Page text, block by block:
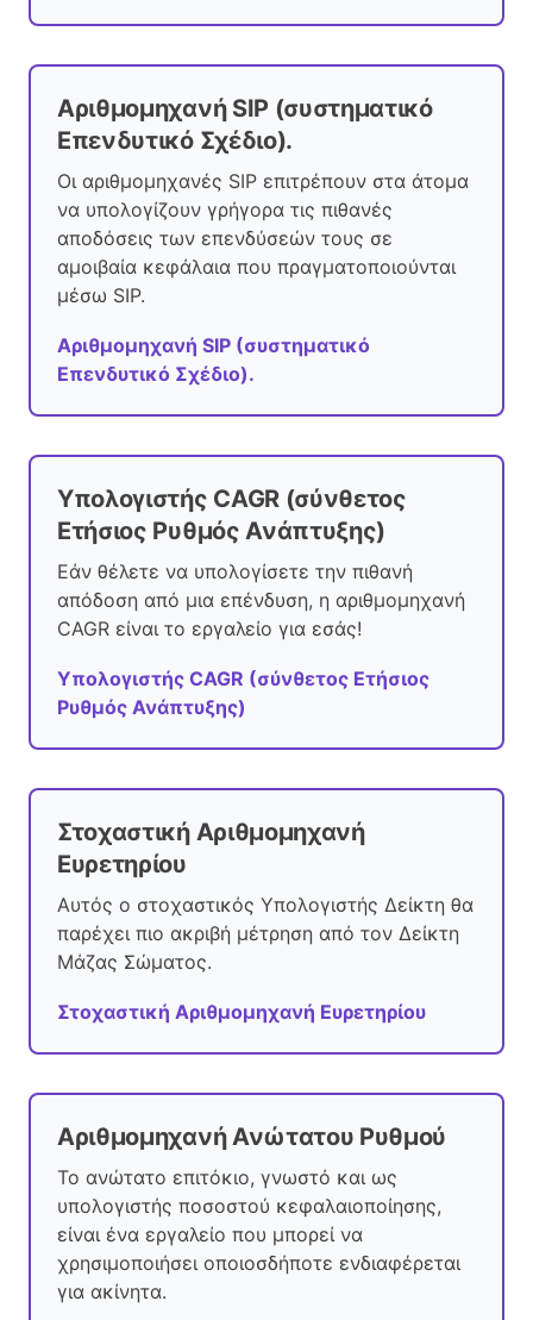
Αριθμομηχανή SIP (συστηματικό
Επενδυτικό Σχέδιο).
Οι αριθμομηχανές SIP επιτρέπουν στα άτομα
να υπολογίζουν γρήγορα τις πιθανές
αποδόσεις των επενδύσεών τους σε
αμοιβαία κεφάλαια που πραγματοποιούνται
μέσω SIP.
Αριθμομηχανή SIP (συστηματικό
Επενδυτικό Σχέδιο).
Υπολογιστής CAGR (σύνθετος
Ετήσιος Ρυθμός Ανάπτυξης)
Εάν θέλετε να υπολογίσετε την πιθανή
απόδοση από μια επένδυση, η αριθμομηχανή
CAGR είναι το εργαλείο για εσάς!
Υπολογιστής CAGR (σύνθετος Ετήσιος
Ρυθμός Ανάπτυξης)
Στοχαστική Αριθμομηχανή
Ευρετηρίου
Αυτός ο στοχαστικός Υπολογιστής Δείκτη θα
παρέχει πιο ακριβή μέτρηση από τον Δείκτη
Μάζας Σώματος.
Στοχαστική Αριθμομηχανή Ευρετηρίου
Αριθμομηχανή Ανώτατου Ρυθμού
Το ανώτατο επιτόκιο, γνωστό και ως
υπολογιστής ποσοστού κεφαλαιοποίησης,
είναι ένα εργαλείο που μπορεί να
χρησιμοποιήσει οποιοσδήποτε ενδιαφέρεται
για ακίνητα.